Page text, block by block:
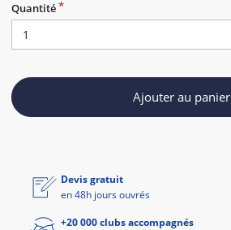
Quantité
Ajouter au panier
Devis gratuit
en 48h jours ouvrés
+20 000 clubs accompagnés